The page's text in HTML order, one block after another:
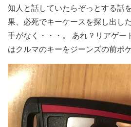
知人と話していたらぞっとする話
果、必死でキーケースを探し出し
手がなく・・・。 あれ？リアゲー
はクルマのキーをジーンズの前ポ